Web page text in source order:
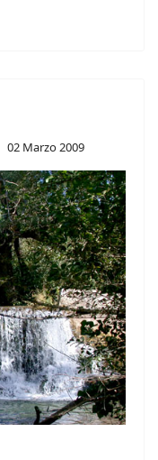
02 Marzo 2009